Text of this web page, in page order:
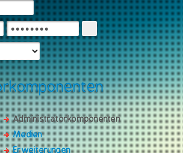
Administratorkomponenten
Medien
Erweiterungen